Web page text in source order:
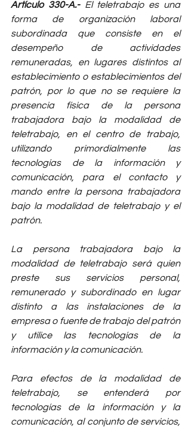
Artículo 330-A.- El teletrabajo es una
forma de organización laboral
subordinada que consiste en el
desempeño de actividades
remuneradas, en lugares distintos al
establecimiento o establecimientos del
patrón, por lo que no se requiere la
presencia física de la persona
trabajadora bajo la modalidad de
teletrabajo, en el centro de trabajo,
utilizando primordialmente las
tecnologías de la información y
comunicación, para el contacto y
mando entre la persona trabajadora
bajo la modalidad de teletrabajo y el
patrón.
La persona trabajadora bajo la
modalidad de teletrabajo será quien
preste sus servicios personal,
remunerado y subordinado en lugar
distinto a las instalaciones de la
empresa o fuente de trabajo del patrón
y utilice las tecnologías de la
información y la comunicación.
Para efectos de la modalidad de
teletrabajo, se entenderá por
tecnologías de la información y la
comunicación, al conjunto de servicios,